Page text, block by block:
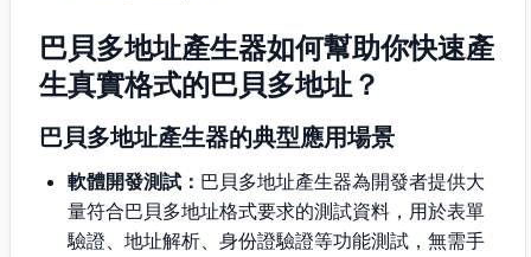
巴貝多地址產生器如何幫助你快速產
生真實格式的巴貝多地址？
巴貝多地址產生器的典型應用場景
軟體開發測試： 巴貝多地址產生器為開發者提供大
量符合巴貝多地址格式要求的測試資料，用於表單
驗證、地址解析、身份證驗證等功能測試，無需手